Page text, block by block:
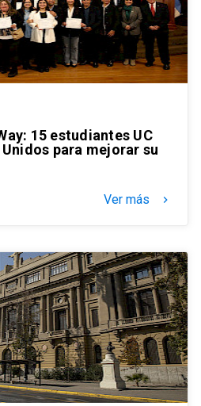
15 estudiantes UC
para mejorar su
Ver más keyboard_arrow_right